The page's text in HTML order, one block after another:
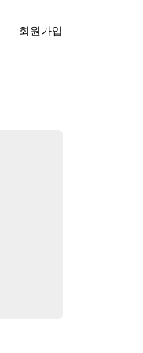
회원가입